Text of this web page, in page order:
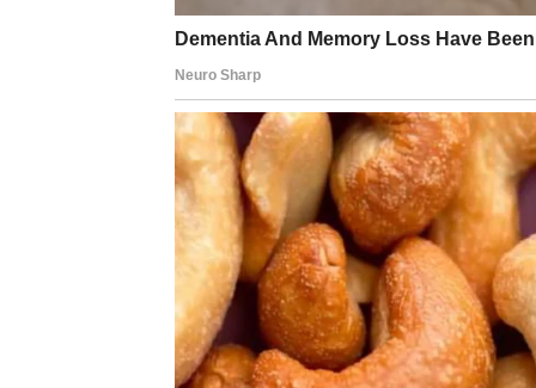
Jedna osoba mogla bi vas potpuno
Svemir vas vodi prema pravim
Najvažnije stvari dolaze spontano.
RAK
Rakovi su među znakovima kojima
Poslije mnogo razočaranja dolazi osoba